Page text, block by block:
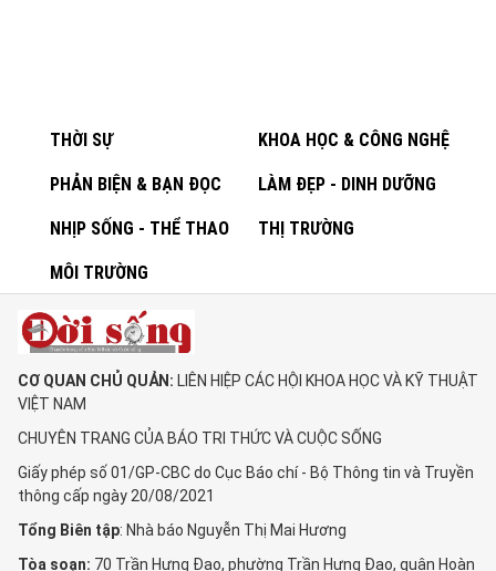
THỜI SỰ KHOA HỌC & CÔNG NGHỆ
PHẢN BIỆN & BẠN ĐỌC LÀM ĐẸP - DINH DƯỠNG
NHỊP SỐNG - THỂ THAO THỊ TRƯỜNG
MÔI TRƯỜNG
CƠ QUAN CHỦ QUẢN: LIÊN HIỆP CÁC HỘI KHOA HỌC VÀ KỸ THUẬT
VIỆT NAM
CHUYÊN TRANG CỦA BÁO TRI THỨC VÀ CUỘC SỐNG
Giấy phép số 01/GP-CBC do Cục Báo chí - Bộ Thông tin và Truyền
thông cấp ngày 20/08/2021
Tổng Biên tập: Nhà báo Nguyễn Thị Mai Hương
Tòa soạn: 70 Trần Hưng Đạo, phường Trần Hưng Đạo, quận Hoàn